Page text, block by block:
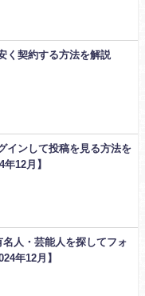
く契約する方法を解説
インして投稿を見る方法を
12月】
人・芸能人を探してフォ
年12月】